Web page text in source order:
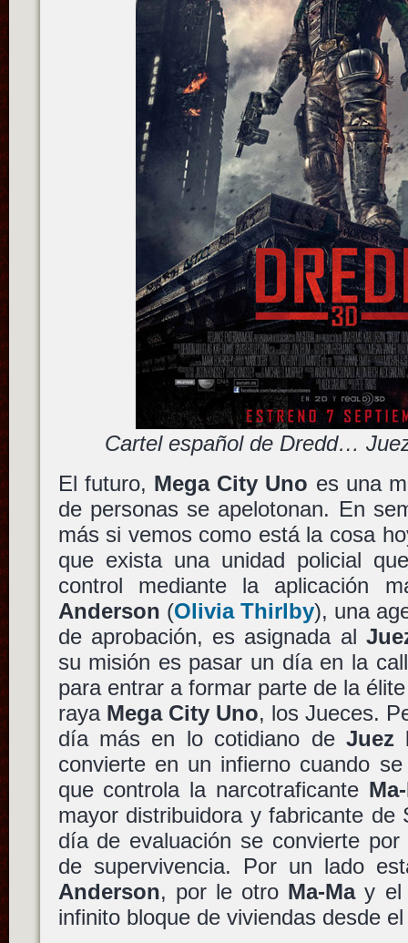
Cartel español de Dredd…
El futuro, Mega City Uno es una
de personas se apelotonan. En
más si vemos como está la cosa
que exista una unidad policial
control mediante la aplicación
Anderson (Olivia Thirlby), una
de aprobación, es asignada al
su misión es pasar un día en la
para entrar a formar parte de la
raya Mega City Uno, los Jueces.
día más en lo cotidiano de Juez
convierte en un infierno cuando
que controla la narcotraficante
mayor distribuidora y fabricante de
día de evaluación se convierte
de supervivencia. Por un lado
Anderson, por le otro Ma-May el
infinito bloque de viviendas desde